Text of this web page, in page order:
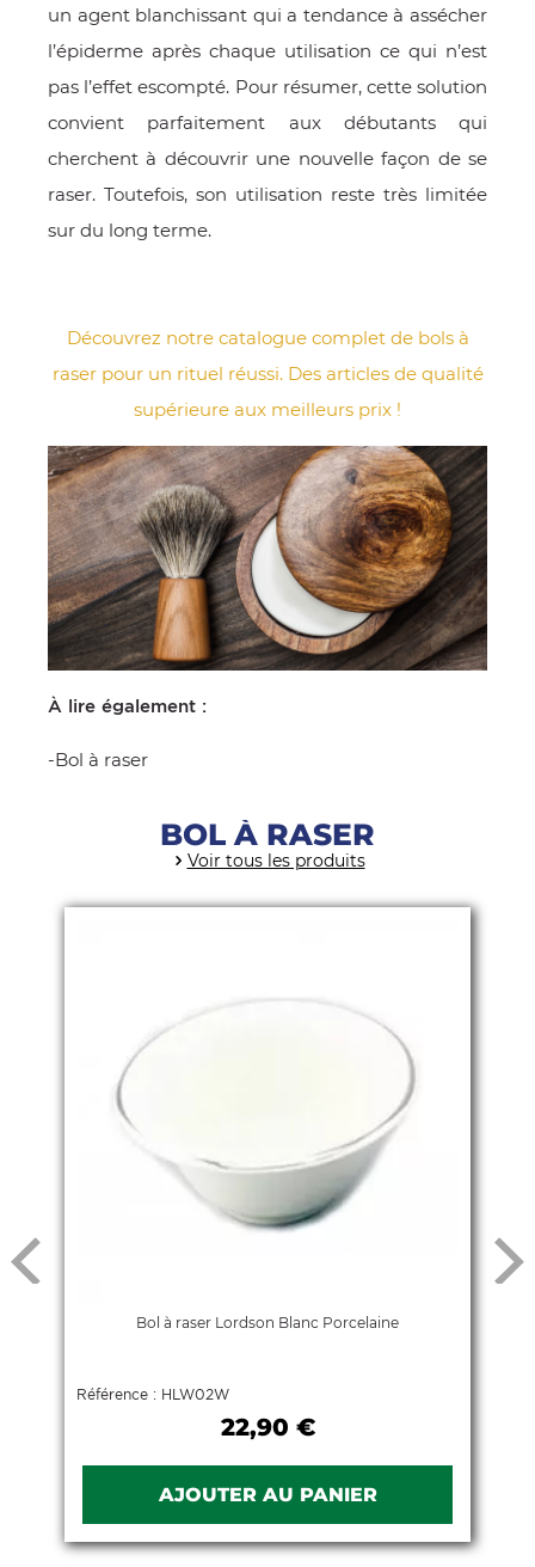
un agent blanchissant qui a tendance à assécher
l’épiderme après chaque utilisation ce qui n’est
pas l’effet escompté. Pour résumer, cette solution
convient parfaitement aux débutants qui
cherchent à découvrir une nouvelle façon de se
raser. Toutefois, son utilisation reste très limitée
sur du long terme.
Découvrez notre catalogue complet de bols à
raser pour un rituel réussi. Des articles de qualité
supérieure aux meilleurs prix !
À lire également :
-Bol à raser
BOL À RASER
Voir tous les produits
Bol à raser Lordson Blanc Porcelaine
Référence : HLW02W
22,90 €